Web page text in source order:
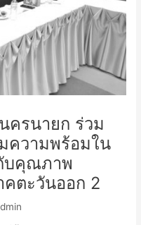
ครนายก ร่วม
ความพร้อมใน
บคุณภาพ
คตะวันออก 2